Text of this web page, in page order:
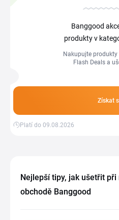
Banggood
produkty v
Nakupujte
Flash Deals a
Získat
Platí do 09.08.2026
Nejlepší tipy, jak ušetřit při
obchodě Banggood